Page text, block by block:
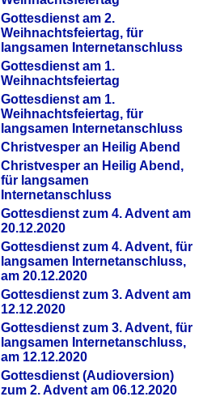
Gottesdienst am 2.
Weihnachtsfeiertag, für
langsamen Internetanschluss
Gottesdienst am 1.
Weihnachtsfeiertag
Gottesdienst am 1.
Weihnachtsfeiertag, für
langsamen Internetanschluss
Christvesper an Heilig Abend
Christvesper an Heilig Abend,
für langsamen
Internetanschluss
Gottesdienst zum 4. Advent am
20.12.2020
Gottesdienst zum 4. Advent, für
langsamen Internetanschluss,
am 20.12.2020
Gottesdienst zum 3. Advent am
12.12.2020
Gottesdienst zum 3. Advent, für
langsamen Internetanschluss,
am 12.12.2020
Gottesdienst (Audioversion)
zum 2. Advent am 06.12.2020